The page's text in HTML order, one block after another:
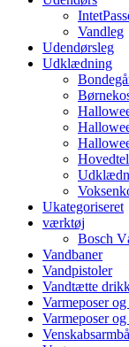
Vandleg
Udendørsleg
Udklædning
Ukategoriseret
værktøj
Bosch
Vandbaner
Vandpistoler
Vandtætte
Varmeposer
Varmeposer